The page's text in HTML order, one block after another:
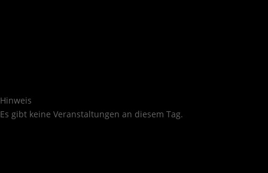
Hinweis
Es gibt keine Veranstaltungen an diesem Tag.